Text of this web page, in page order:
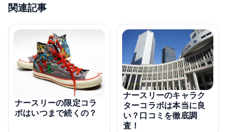
関連記事
ナースリーの限定コラ
ボはいつまで続くの？
ナースリーのキャラク
ターコラボは本当に良
い？口コミを徹底調
査！